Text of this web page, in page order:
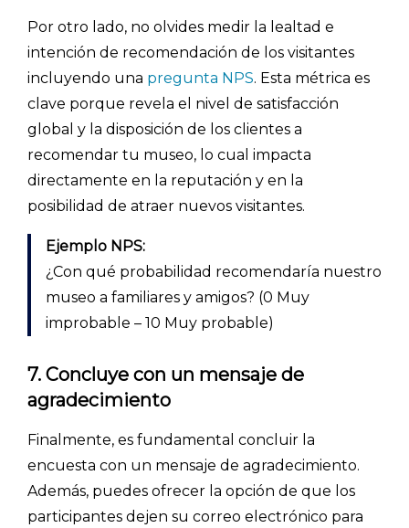
Por otro lado, no olvides medir la lealtad e
intención de recomendación de los visitantes
incluyendo una pregunta NPS. Esta métrica es
clave porque revela el nivel de satisfacción
global y la disposición de los clientes a
recomendar tu museo, lo cual impacta
directamente en la reputación y en la
posibilidad de atraer nuevos visitantes.
Ejemplo NPS:
¿Con qué probabilidad recomendaría nuestro
museo a familiares y amigos? (0 Muy
improbable – 10 Muy probable)
7. Concluye con un mensaje de
agradecimiento
Finalmente, es fundamental concluir la
encuesta con un mensaje de agradecimiento.
Además, puedes ofrecer la opción de que los
participantes dejen su correo electrónico para